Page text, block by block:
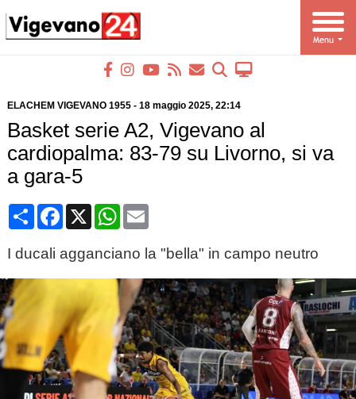
ELACHEM VIGEVANO 1955- 18 maggio 2025, 22:14
Basket serie A2, Vigevano al
cardiopalma: 83-79 su Livorno, si va
a gara-5
CondividiFacebook
X WhatsApp
Email
I ducali agganciano la "bella" in campo neutro